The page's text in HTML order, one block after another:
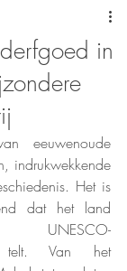
in
eeuwenoude
indrukwekkende
Het is
dat het land
telt. Van het